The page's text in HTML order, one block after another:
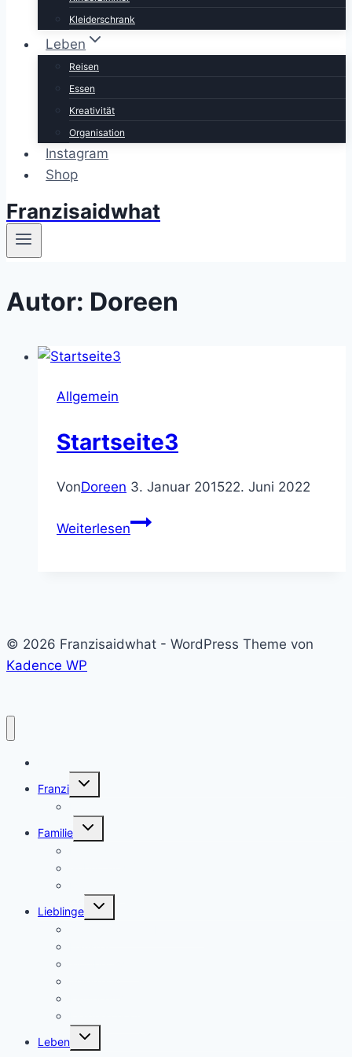
Kleiderschrank
Leben
Reisen
Essen
Kreativität
Organisation
Instagram
Shop
Franzisaidwhat
Autor: Doreen
Allgemein
Startseite3
VonDoreen 3. Januar 201522. Juni 2022
WeiterlesenStartseite3
© 2026 Franzisaidwhat - WordPress Theme von
Kadence WP
Franzi
Untermenü
Familie
Untermenü
Lieblinge
Untermenü
Leben
Untermenü